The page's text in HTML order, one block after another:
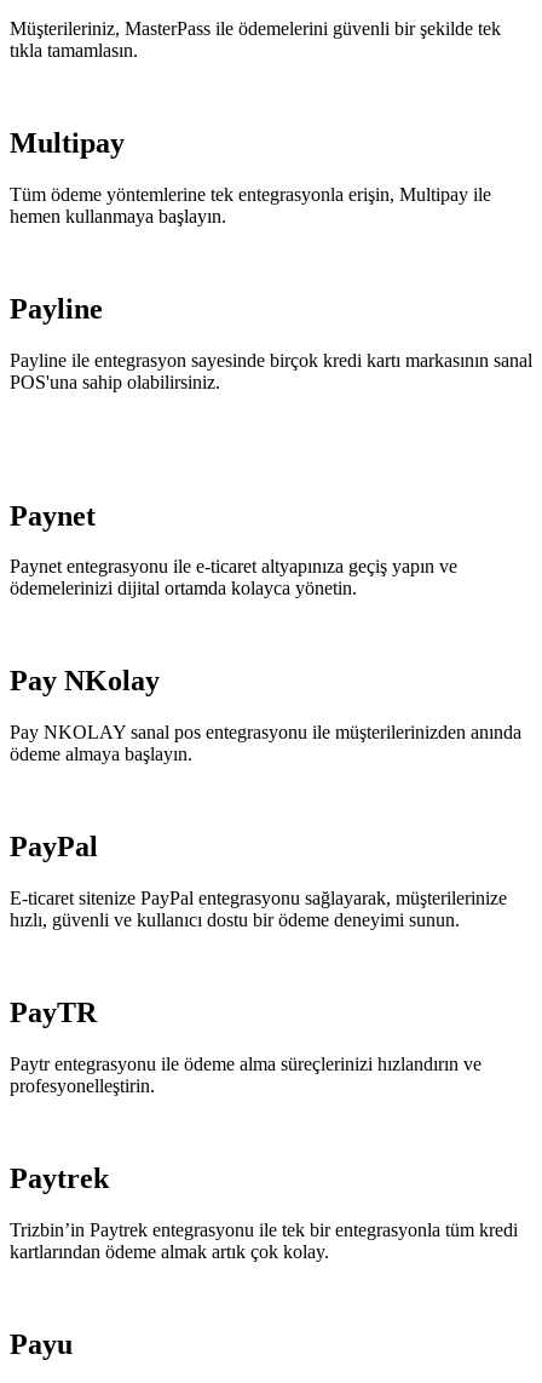
Müşterileriniz, MasterPass ile ödemelerini güvenli bir şekilde tek
tıkla tamamlasın.
Multipay
Tüm ödeme yöntemlerine tek entegrasyonla erişin, Multipay ile
hemen kullanmaya başlayın.
Payline
Payline ile entegrasyon sayesinde birçok kredi kartı markasının sanal
POS'una sahip olabilirsiniz.
Paynet
Paynet entegrasyonu ile e-ticaret altyapınıza geçiş yapın ve
ödemelerinizi dijital ortamda kolayca yönetin.
Pay NKolay
Pay NKOLAY sanal pos entegrasyonu ile müşterilerinizden anında
ödeme almaya başlayın.
PayPal
E-ticaret sitenize PayPal entegrasyonu sağlayarak, müşterilerinize
hızlı, güvenli ve kullanıcı dostu bir ödeme deneyimi sunun.
PayTR
Paytr entegrasyonu ile ödeme alma süreçlerinizi hızlandırın ve
profesyonelleştirin.
Paytrek
Trizbin’in Paytrek entegrasyonu ile tek bir entegrasyonla tüm kredi
kartlarından ödeme almak artık çok kolay.
Payu